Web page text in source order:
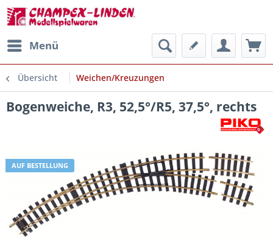
Menü
Übersicht Weichen/Kreuzungen
Bogenweiche, R3, 52,5°/R5, 37,5°, rechts
AUF BESTELLUNG